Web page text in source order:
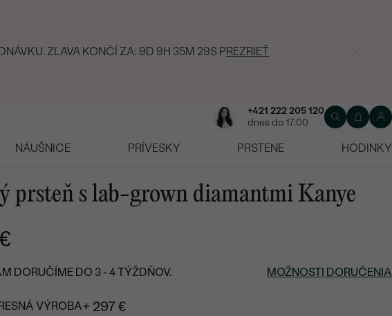
ZĽAVA KONČÍ ZA: 9D 9H 35M 28S PREZRIEŤ
+421 222 205 120
dnes do 17:00
NÁUŠNICE PRÍVESKY PRSTENE
HODINKY
prsteň s lab-grown diamantmi Kanye
DORUČÍME DO 3 - 4 TÝŽDŇOV. MOŽNOSTI DORUČENIA
VÝROBA+ 297 €